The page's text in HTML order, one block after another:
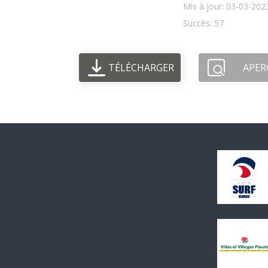
Mis à jour: 03-03-
Succès: 57
TÉLÉCHARGER